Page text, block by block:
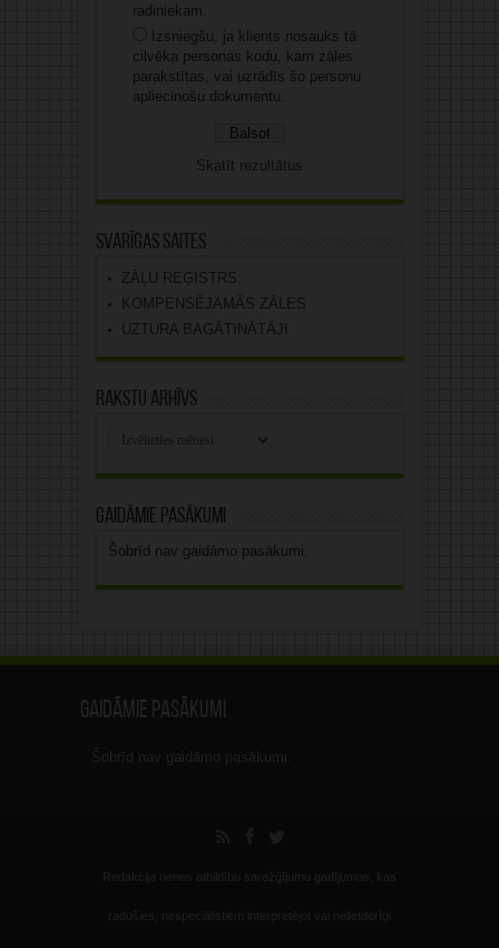
radiniekam.
Izsniegšu, ja klients nosauks tā
cilvēka personas kodu, kam zāles
parakstītas, vai uzrādīs šo personu
apliecinošu dokumentu.
Skatīt rezultātus
Svarīgas saites
ZĀĻU REĢISTRS
KOMPENSĒJAMĀS ZĀLES
UZTURA BAGĀTINĀTĀJI
Rakstu arhīvs
Gaidāmie pasākumi
Šobrīd nav gaidāmo pasākumi.
Gaidāmie pasākumi
Šobrīd nav gaidāmo pasākumi.
Redakcija nenes atbildību sarežģījumu gadījumos, kas